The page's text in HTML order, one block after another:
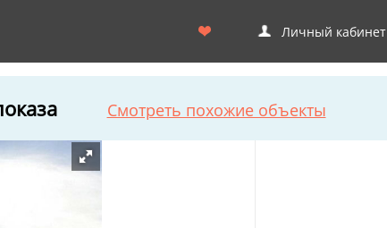
Личный кабинет
Смотреть похожие объекты